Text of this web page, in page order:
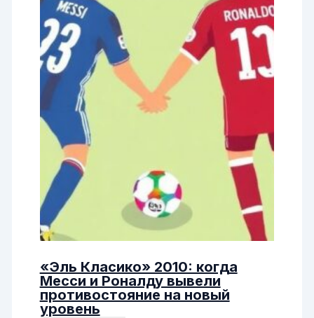
«Эль Класико» 2010: когда
Месси и Роналду вывели
противостояние на новый
уровень